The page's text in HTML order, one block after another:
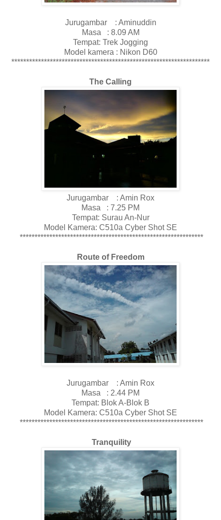
Jurugambar : Aminuddin
Masa : 8.09 AM
Tempat: Trek Jogging
Model kamera : Nikon D60
*******************************************************************
The Calling
Jurugambar : Amin Rox
Masa : 7.25 PM
Tempat: Surau An-Nur
Model Kamera: C510a Cyber Shot SE
**************************************************************
Route of Freedom
Jurugambar : Amin Rox
Masa : 2.44 PM
Tempat: Blok A-Blok B
Model Kamera: C510a Cyber Shot SE
**************************************************************
Tranquility